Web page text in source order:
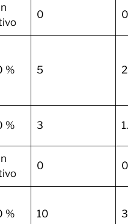
0
% 5
% 3
0
% 10